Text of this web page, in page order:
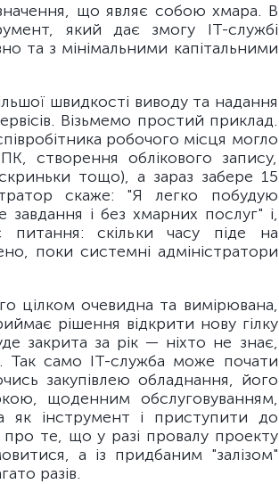
що являє собою хмара. В
який дає змогу ІТ-службі
та з мінімальними капітальними
швидкості виводу та надання
Візьмемо простий приклад.
робочого місця могло
створення облікового запису,
тощо), а зараз забере 15
скаже: "Я легко побудую
завдання і без хмарних послуг" і,
скільки часу піде на
поки системні адміністратори
цілком очевидна та вимірювана,
рішення відкрити нову гілку
закрита за рік — ніхто не знає,
Так само ІТ-служба може почати
закупівлею обладнання, його
щоденним обслуговуванням,
як інструмент і приступити до
про те, що у разі провалу проекту
а із придбаним "залізом"
разів.